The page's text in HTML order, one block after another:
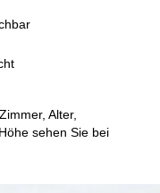
Alter,
sehen Sie bei